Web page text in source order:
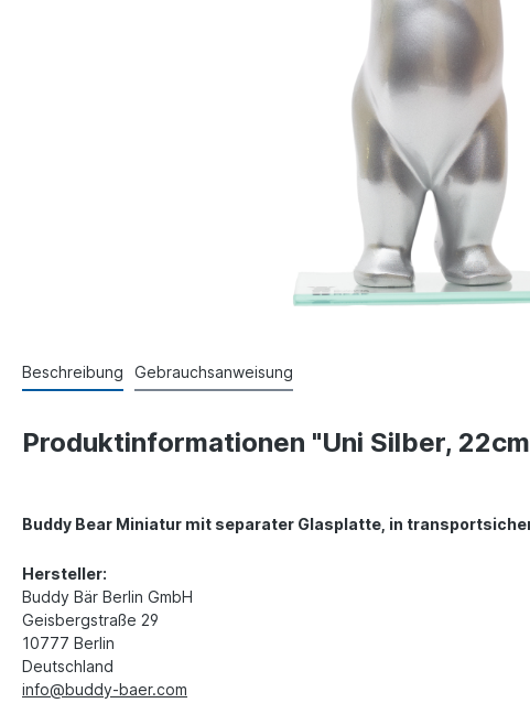
Beschreibung Gebrauchsanweisung
Produktinformationen "Uni Silber,
Buddy Bear Miniatur mit separater Glasplatte, in
Hersteller:
Buddy Bär Berlin GmbH
Geisbergstraße 29
10777 Berlin
Deutschland
info@buddy-baer.com